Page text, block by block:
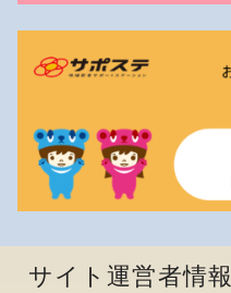
サイト運営者情報